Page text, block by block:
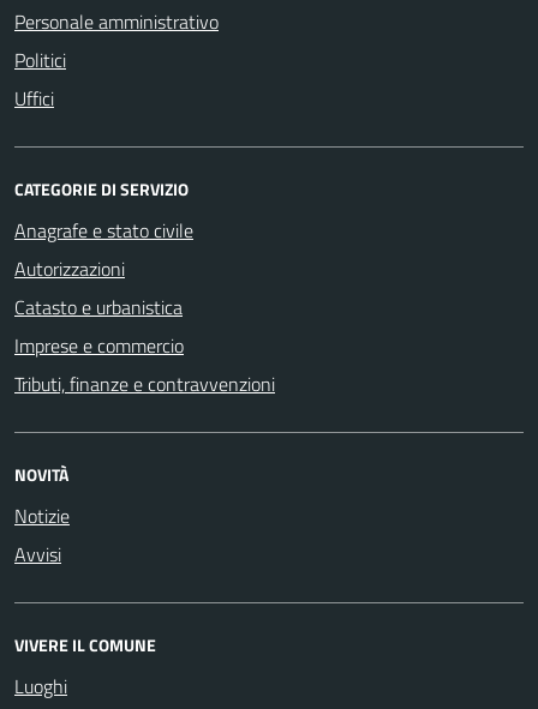
Personale amministrativo
Politici
Uffici
CATEGORIE DI SERVIZIO
Anagrafe e stato civile
Autorizzazioni
Catasto e urbanistica
Imprese e commercio
Tributi, finanze e contravvenzioni
NOVITÀ
Notizie
Avvisi
VIVERE IL COMUNE
Luoghi